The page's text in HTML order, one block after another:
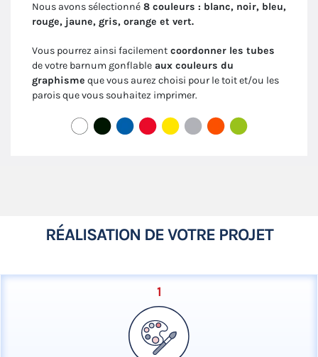
Nous avons sélectionné 8 couleurs : blanc, noir, bleu,
rouge, jaune, gris, orange et vert.
Vous pourrez ainsi facilement coordonner les tubes
de votre barnum gonflable aux couleurs du
graphisme que vous aurez choisi pour le toit et/ou les
parois que vous souhaitez imprimer.
RÉALISATION DE VOTRE PROJET
1